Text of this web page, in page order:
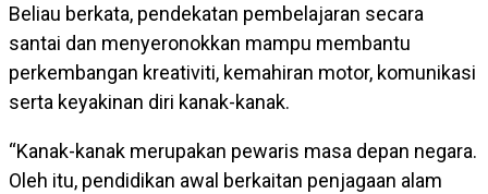
Beliau berkata, pendekatan pembelajaran secara
santai dan menyeronokkan mampu membantu
perkembangan kreativiti, kemahiran motor, komunikasi
serta keyakinan diri kanak-kanak.
“Kanak-kanak merupakan pewaris masa depan negara.
Oleh itu, pendidikan awal berkaitan penjagaan alam